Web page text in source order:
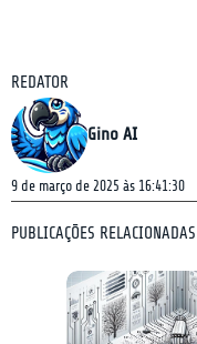
REDATOR
Gino AI
9 de março de 2025 às 16:41:30
PUBLICAÇÕES RELACIONADAS